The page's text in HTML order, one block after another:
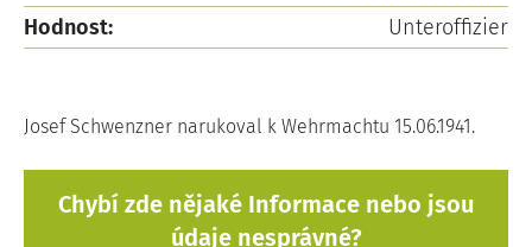
Hodnost:
Unteroffizier
Josef Schwenzner narukoval k Wehrmachtu 15.06.1941.
Chybí zde nějaké Informace nebo jsou
údaje nesprávné?